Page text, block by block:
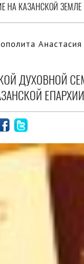
НА КАЗАНСКОЙ ЗЕМЛЕ
ДУХОВНОЙ